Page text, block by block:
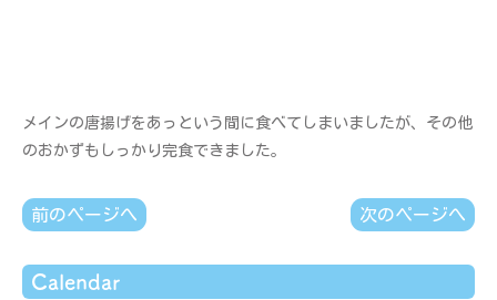
メインの唐揚げをあっという間に食べてしまいましたが、その他
のおかずもしっかり完食できました。
前のページへ 次のページへ
Calendar